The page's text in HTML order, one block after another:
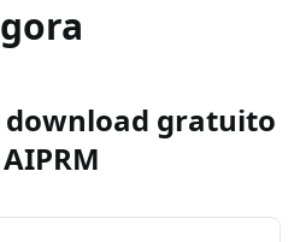
download gratuito